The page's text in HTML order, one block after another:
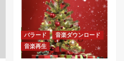
バラード
音楽ダウンロード
音楽再生